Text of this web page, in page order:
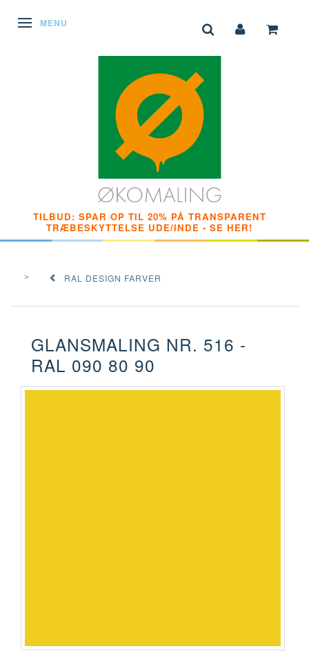
SKIFTE NAVIGATION
MENU
TILBUD: SPAR OP TIL 20% PÅ TRANSPARENT
TRÆBESKYTTELSE UDE/INDE - SE HER!
RAL DESIGN FARVER
GLANSMALING NR. 516 -
RAL 090 80 90